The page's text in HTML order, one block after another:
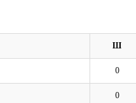
Ш
0
0